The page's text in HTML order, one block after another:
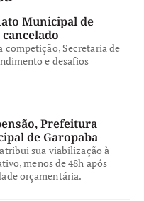
Municipal de
competição, Secretaria de
e desafios
Prefeitura
de Garopaba
sua viabilização à
menos de 48h após
orçamentária.